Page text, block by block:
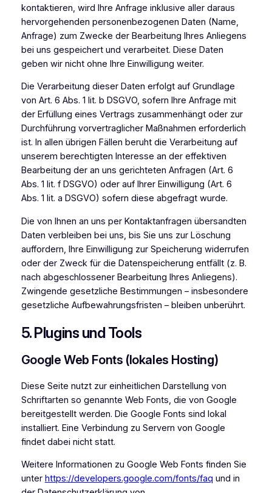
kontaktieren, wird Ihre Anfrage inklusive aller daraus
hervorgehenden personenbezogenen Daten (Name,
Anfrage) zum Zwecke der Bearbeitung Ihres Anliegens
bei uns gespeichert und verarbeitet. Diese Daten
geben wir nicht ohne Ihre Einwilligung weiter.
Die Verarbeitung dieser Daten erfolgt auf Grundlage
von Art. 6 Abs. 1 lit. b DSGVO, sofern Ihre Anfrage mit
der Erfüllung eines Vertrags zusammenhängt oder zur
Durchführung vorvertraglicher Maßnahmen erforderlich
ist. In allen übrigen Fällen beruht die Verarbeitung auf
unserem berechtigten Interesse an der effektiven
Bearbeitung der an uns gerichteten Anfragen (Art. 6
Abs. 1 lit. f DSGVO) oder auf Ihrer Einwilligung (Art. 6
Abs. 1 lit. a DSGVO) sofern diese abgefragt wurde.
Die von Ihnen an uns per Kontaktanfragen übersandten
Daten verbleiben bei uns, bis Sie uns zur Löschung
auffordern, Ihre Einwilligung zur Speicherung widerrufen
oder der Zweck für die Datenspeicherung entfällt (z. B.
nach abgeschlossener Bearbeitung Ihres Anliegens).
Zwingende gesetzliche Bestimmungen – insbesondere
gesetzliche Aufbewahrungsfristen – bleiben unberührt.
5. Plugins und Tools
Google Web Fonts (lokales Hosting)
Diese Seite nutzt zur einheitlichen Darstellung von
Schriftarten so genannte Web Fonts, die von Google
bereitgestellt werden. Die Google Fonts sind lokal
installiert. Eine Verbindung zu Servern von Google
findet dabei nicht statt.
Weitere Informationen zu Google Web Fonts finden Sie
unter https://developers.google.com/fonts/faq und in